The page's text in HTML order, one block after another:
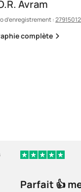
Avram
d’enregistrement :
complète
Parfait 👍